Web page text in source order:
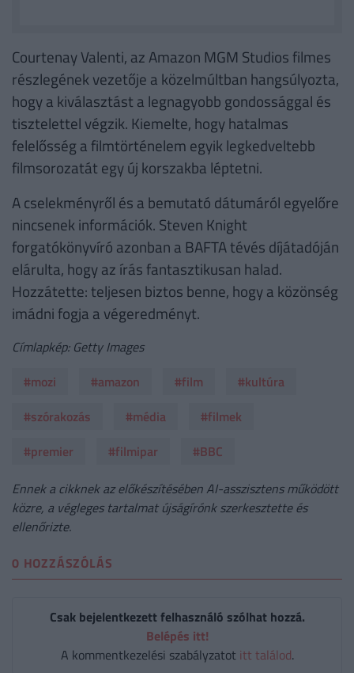
Courtenay Valenti, az Amazon MGM Studios filmes
részlegének vezetője a közelmúltban hangsúlyozta,
hogy a kiválasztást a legnagyobb gondossággal és
tisztelettel végzik. Kiemelte, hogy hatalmas
felelősség a filmtörténelem egyik legkedveltebb
filmsorozatát egy új korszakba léptetni.
A cselekményről és a bemutató dátumáról egyelőre
nincsenek információk. Steven Knight
forgatókönyvíró azonban a BAFTA tévés díjátadóján
elárulta, hogy az írás fantasztikusan halad.
Hozzátette: teljesen biztos benne, hogy a közönség
imádni fogja a végeredményt.
Címlapkép: Getty Images
#mozi
#amazon #film
#kultúra
#szórakozás
#média
#filmek
#premier
#filmipar
#BBC
Ennek a cikknek az előkészítésében AI-asszisztens működött
közre, a végleges tartalmat újságírónk szerkesztette és
ellenőrizte.
0 HOZZÁSZÓLÁS
Csak bejelentkezett felhasználó szólhat hozzá.
Belépés itt!
A kommentkezelési szabályzatot itt találod.